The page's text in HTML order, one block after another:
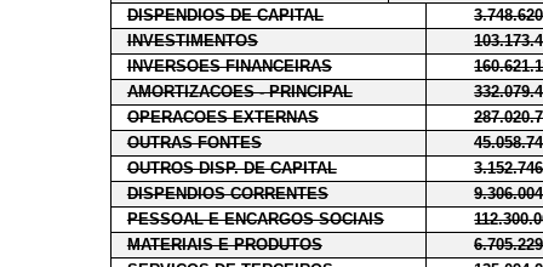
DISPENDIOS DE CAPITAL
INVESTIMENTOS
INVERSOES FINANCEIRAS
AMORTIZACOES - PRINCIPAL
OPERACOES EXTERNAS
OUTRAS FONTES
OUTROS DISP. DE CAPITAL
DISPENDIOS CORRENTES
PESSOAL E ENCARGOS SOCIAIS
MATERIAIS E PRODUTOS